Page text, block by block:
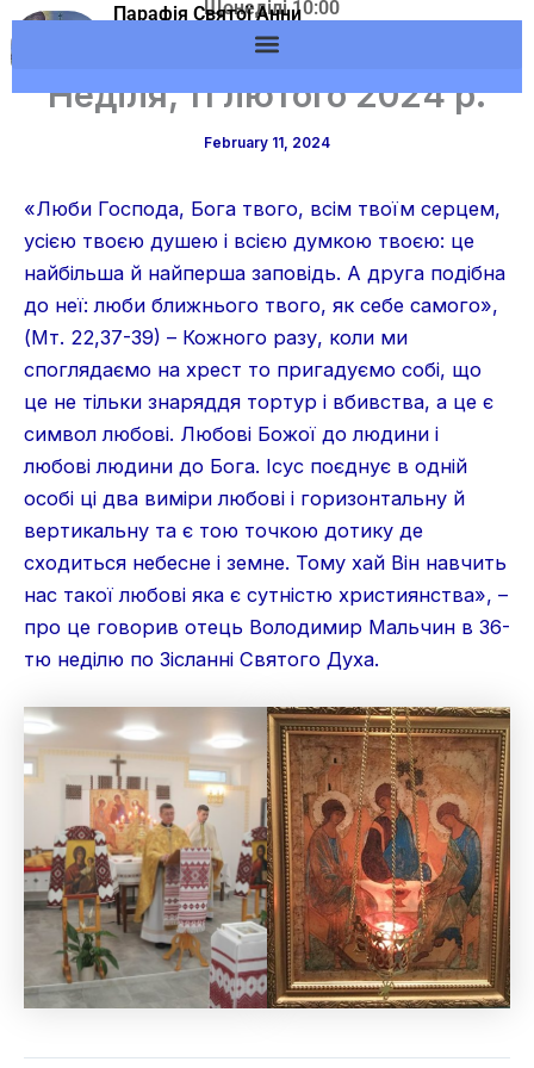
Skip
to
Парафія Святої Анни
м.Вишневе УГКЦ
Щонеділі 10:00
Адреса: м.Вишневе,
вул. Європейська, 53
Неділя, 11 лютого 2024 р.
February 11, 2024
«Люби Господа, Бога твого, всім твоїм серцем,
усією твоєю душею і всією думкою твоєю: це
найбільша й найперша заповідь. А друга подібна
до неї: люби ближнього твого, як себе самого»,
(Мт. 22,37-39) – Кожного разу, коли ми
споглядаємо на хрест то пригадуємо собі, що
це не тільки знаряддя тортур і вбивства, а це є
символ любові. Любові Божої до людини і
любові людини до Бога. Ісус поєднує в одній
особі ці два виміри любові і горизонтальну й
вертикальну та є тою точкою дотику де
сходиться небесне і земне. Тому хай Він навчить
нас такої любові яка є сутністю християнства», –
про це говорив отець Володимир Мальчин в 36-
тю неділю по Зісланні Святого Духа.